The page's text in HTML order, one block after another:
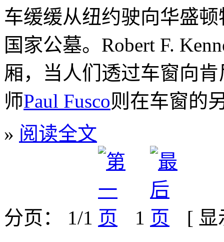
车缓缓从纽约驶向华盛
国家公墓。Robert F.
厢，当人们透过车窗向
师Paul Fusco则在车窗的
» 阅读全文
分页： 1/1 1 [